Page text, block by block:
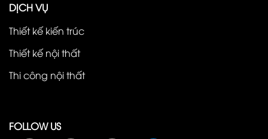
DỊCH VỤ
Thiết kế kiến trúc
Thiết kế nội thất
Thi công nội thất
FOLLOW US